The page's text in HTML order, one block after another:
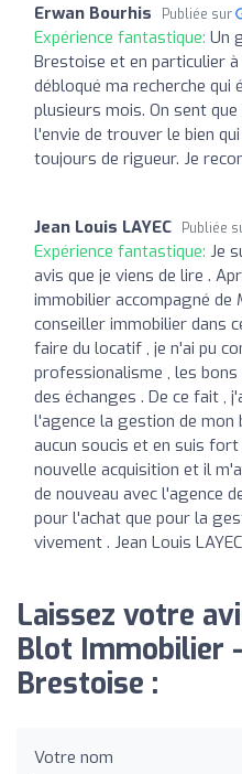
Erwan Bourhis Publiée sur
Expérience fantastique: Un
Brestoise et en particulier
débloqué ma recherche
plusieurs mois. On sent
l'envie de trouver le bien
toujours de rigueur. Je
Jean Louis LAYEC Publiée
Expérience fantastique: Je
avis que je viens de lire .
immobilier accompagné de
conseiller immobilier dans
faire du locatif , je n'ai pu
professionalisme , les
des échanges . De ce fait ,
l'agence la gestion de mon
aucun soucis et en suis
nouvelle acquisition et il
de nouveau avec l'agence
pour l'achat que pour la
vivement . Jean Louis
Laissez votre
Blot Immobilier
Brestoise :
Votre nom